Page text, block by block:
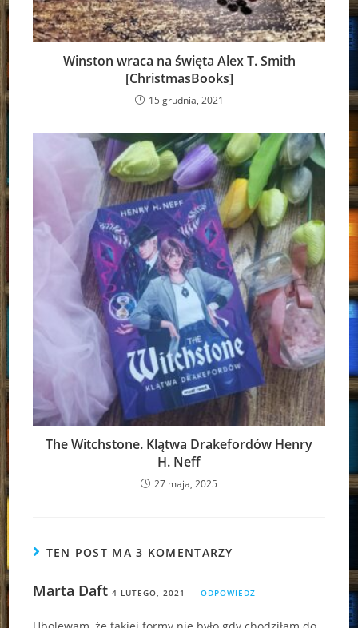
Winston wraca na święta Alex T. Smith
[ChristmasBooks]
15 grudnia, 2021
The Witchstone. Klątwa Drakefordów Henry
H. Neff
27 maja, 2025
TEN POST MA 3 KOMENTARZY
Marta Daft 4 LUTEGO, 2021 ODPOWIEDZ